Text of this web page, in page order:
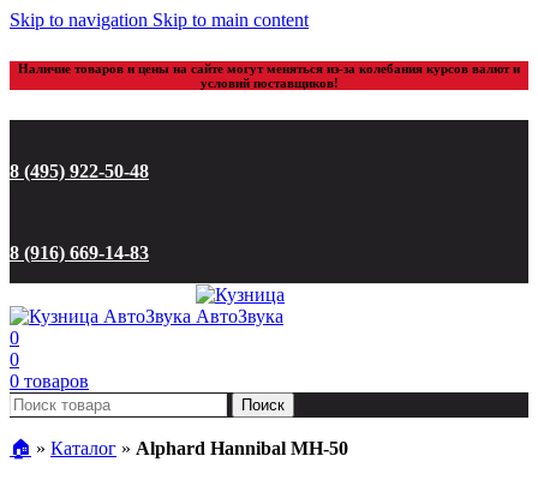
Skip to navigation Skip to main content
Наличие товаров и цены на сайте могут меняться из-за колебания курсов валют и
условий поставщиков!
8 (495) 922-50-48
8 (916) 669-14-83
0
0
0 товаров
Поиск
🏠︎ » Каталог » Alphard Hannibal MH-50